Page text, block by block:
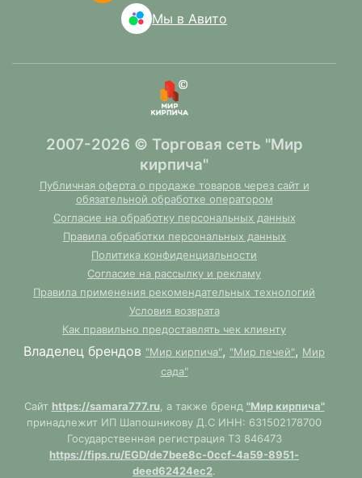
Мы в Авито
2007-2026 © Торговая сеть "Мир
кирпича"
Публичная оферта о продаже товаров через сайт и
обязательной обработке оператором
Согласие на обработку персональных данных
Правила обработки персональных данных
Политика конфиденциальности
Согласие на рассылку и рекламу
Правила применения рекомендательных технологий
Условия возврата
Как правильно предоставлять чек клиенту
Владелец брендов "Мир кирпича", "Мир печей", Мир
сада"
Сайт https://samara777.ru, а также бренд "Мир кирпича"
принадлежит ИП Шапошникову Д.С ИНН: 631502178700
Государственная регистрация ТЗ 846473
https://fips.ru/EGD/de7bee8c-0ccf-4a59-8951-
deed62424ec2.